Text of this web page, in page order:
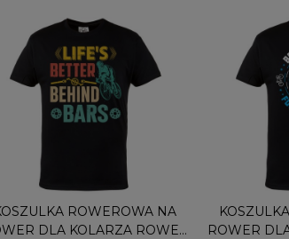
ROWEROWA NA
DLA KOLARZA ROWER
ROWER